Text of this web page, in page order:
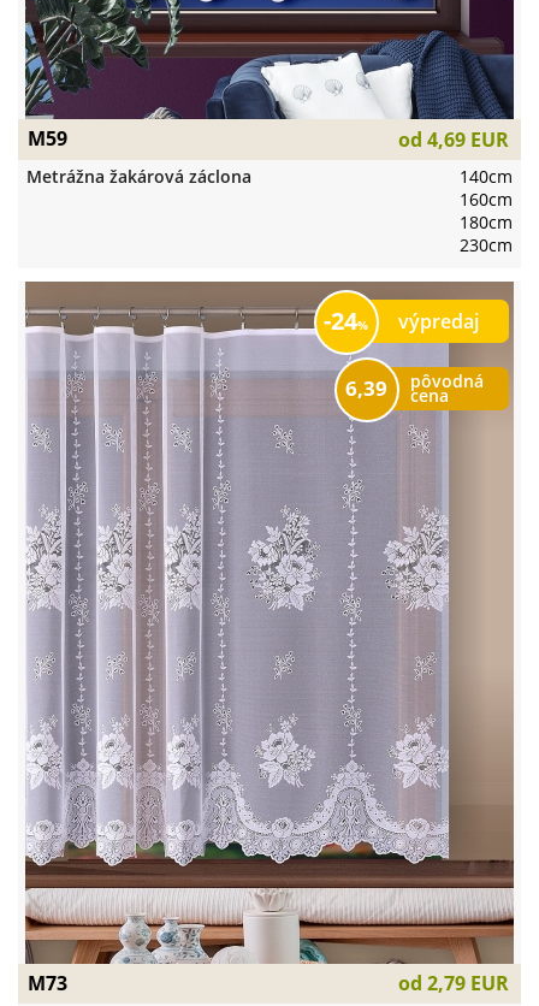
M59 od 4,69 EUR
Metrážna žakárová záclona
140cm
160cm
180cm
230cm
výpredaj
24
pôvodná
cena
6,39
M73 od 2,79 EUR